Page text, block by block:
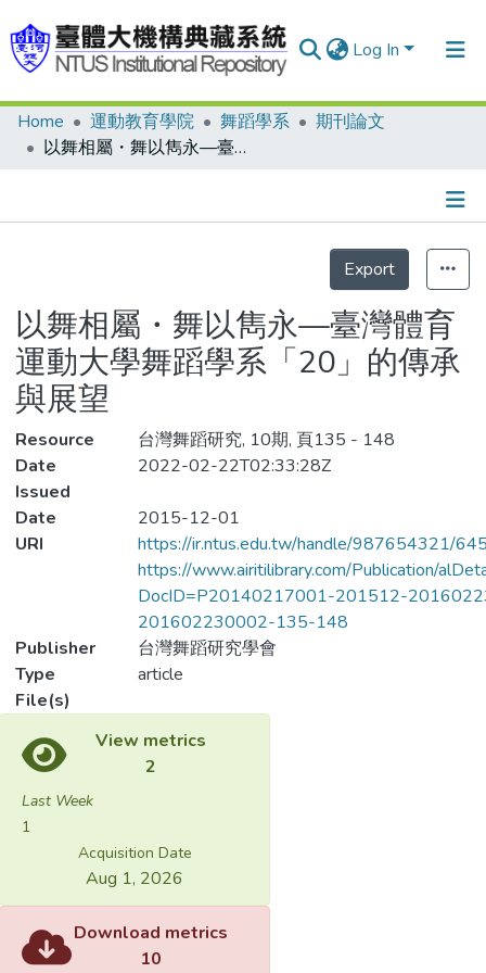
Log In
Communities & Collections
Statistics
Home 運動教育學院 舞蹈學系
期刊論文
以舞相屬・舞以雋永—臺灣體育運動大學舞蹈學系「20」的傳承與展望
Export
以舞相屬・舞以雋永—臺灣體育
運動大學舞蹈學系「20」的傳承
與展望
Resource
台灣舞蹈研究, 10期, 頁135 - 148
Date
Issued
2022-02-22T02:33:28Z
Date
2015-12-01
URI
https://ir.ntus.edu.tw/handle/987654321/
https://www.airitilibrary.com/Publication/
DocID=P20140217001-201512-
201602230002-135-148
Publisher
台灣舞蹈研究學會
Type
article
File(s)
Name
index.html
Size